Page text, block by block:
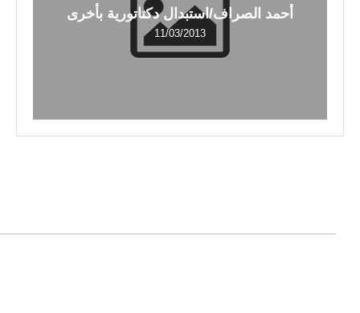
أحمد الصراف/استبدال دكتاتورية بأخرى
11/03/2013